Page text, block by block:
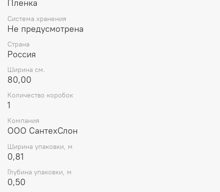
Пленка
Система хранения
Не предусмотрена
Страна
Россия
Ширина см.
80,00
Количество коробок
1
Компания
ООО СантехСлон
Ширина упаковки, м
0,81
Глубина упаковки, м
0,50